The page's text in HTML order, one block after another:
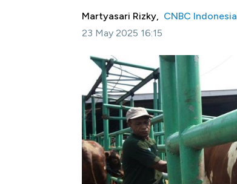
Martyasari Rizky, CNBC Indonesia
23 May 2025 16:15